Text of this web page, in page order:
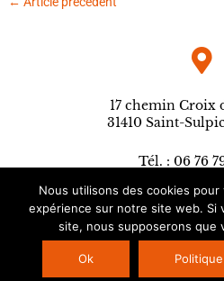
17 chemin Croix
31410 Saint-
Tél. : 06 76
Copyright © 2026 Agence Serge
créative
Nous utilisons des cookies pour
expérience sur notre site web. Si
site, nous supposerons que
Ok